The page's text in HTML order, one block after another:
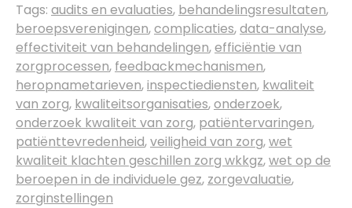
Tags: audits en evaluaties, behandelingsresultaten,
beroepsverenigingen,complicaties,data-analyse,
effectiviteit van behandelingen,efficiëntie van
zorgprocessen, feedbackmechanismen,
heropnametarieven,inspectiediensten, kwaliteit
van zorg, kwaliteitsorganisaties,onderzoek,
onderzoek kwaliteit van zorg, patiëntervaringen,
patiënttevredenheid,veiligheid van zorg,wet
kwaliteit klachten geschillen zorg wkkgz,wet op de
beroepen in de individuele gez, zorgevaluatie,
zorginstellingen